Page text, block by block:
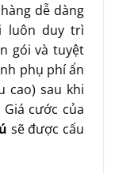
dễ dàng
luôn duy trì
gói và tuyệt
phụ phí ẩn
cao) sau khi
cước của
sẽ được cấu